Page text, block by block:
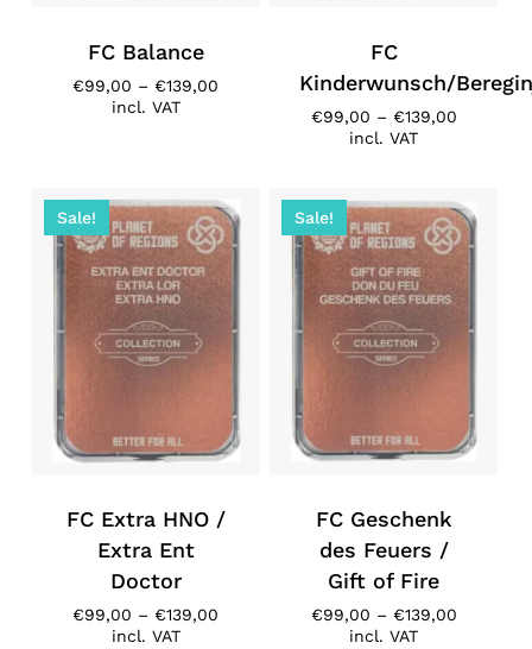
FC Balance
€99,00 – €139,00
incl. VAT
FC
Kinderwunsch/
€99,00 – €139,00Price
€139,00
incl. VAT
Sale!
FC Extra HNO /
Extra Ent
Doctor
€99,00 – €139,00
incl. VAT
Sale!
FC Geschenk
des Feuers /
Gift of Fire
€99,00 – €139,00Price
incl. VAT